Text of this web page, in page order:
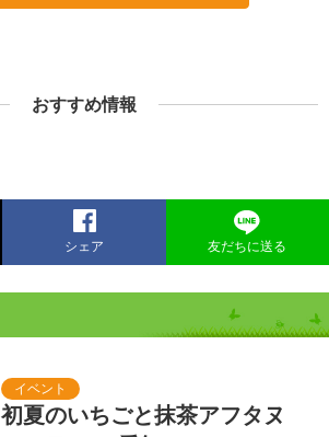
おすすめ情報
シェア 友だちに送る
初夏のいちごと抹茶アフタヌ